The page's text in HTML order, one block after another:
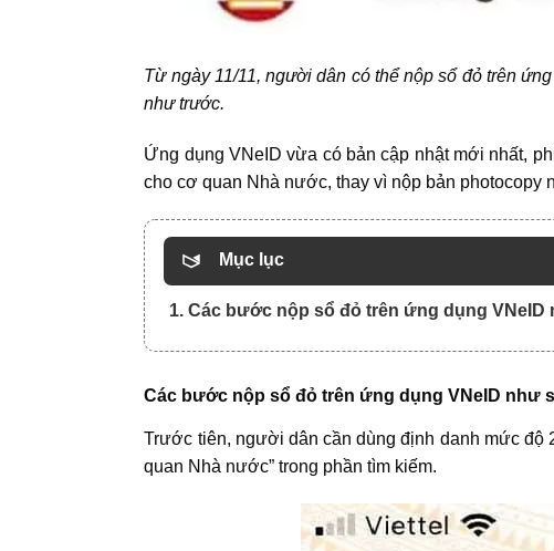
Từ ngày 11/11,người dân có thể nộp sổ đỏ trên
như trước.
Ứng dụng VNeID vừa có bản cập nhật mới nhất,
cho cơ quan Nhà nước, thay vì nộp bản photocopy
Mục lục
1. Các bước nộp sổ đỏ trên ứng dụng VNeID
Các bước nộp sổ đỏ trên ứng dụng VNeID như
Trước tiên, người dân cần dùng định danh mức độ
quan Nhà nước” trong phần tìm kiếm.